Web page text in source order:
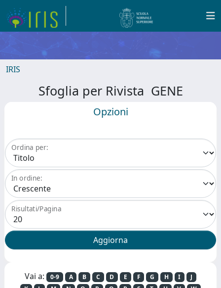
IRIS
Sfoglia per Rivista GENE
Opzioni
Ordina per:
In ordine:
Risultati/Pagina
Vai a: 0-9 A B C D E F G H I
J